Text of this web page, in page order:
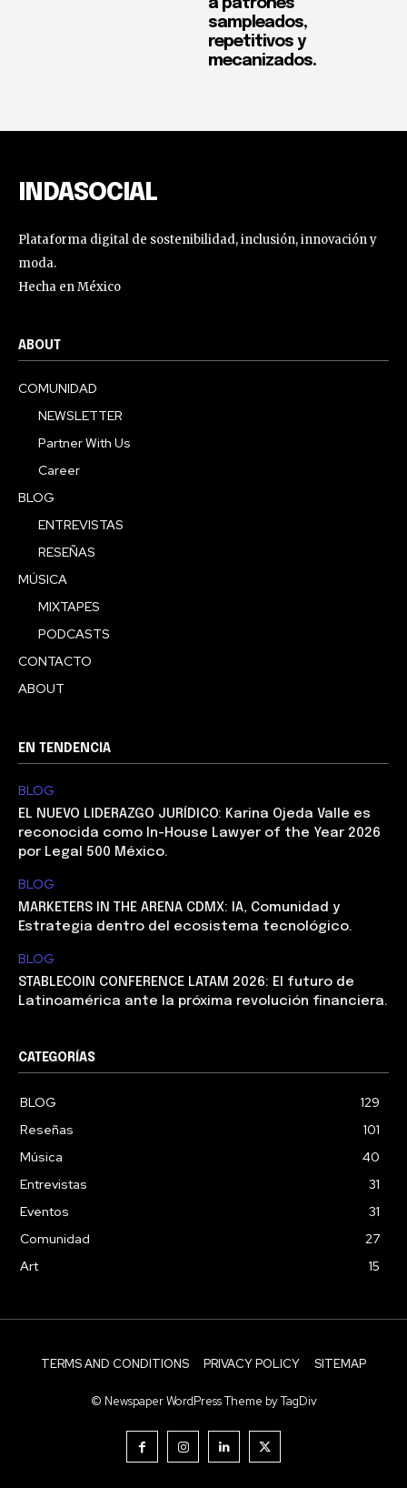
a patrones
sampleados,
repetitivos y
mecanizados.
INDASOCIAL
Plataforma digital de sostenibilidad, inclusión, innovación y
moda.
Hecha en México
ABOUT
COMUNIDAD
NEWSLETTER
Partner With Us
Career
BLOG
ENTREVISTAS
RESEÑAS
MÚSICA
MIXTAPES
PODCASTS
CONTACTO
ABOUT
EN TENDENCIA
BLOG
EL NUEVO LIDERAZGO JURÍDICO: Karina Ojeda Valle es
reconocida como In-House Lawyer of the Year 2026
por Legal 500 México.
BLOG
MARKETERS IN THE ARENA CDMX: IA, Comunidad y
Estrategia dentro del ecosistema tecnológico.
BLOG
STABLECOIN CONFERENCE LATAM 2026: El futuro de
Latinoamérica ante la próxima revolución financiera.
CATEGORÍAS
BLOG
129
Reseñas
101
Música
40
Entrevistas
31
Eventos
31
Comunidad
27
Art
15
TERMS AND CONDITIONS PRIVACY POLICY SITEMAP
© Newspaper WordPress Theme by TagDiv